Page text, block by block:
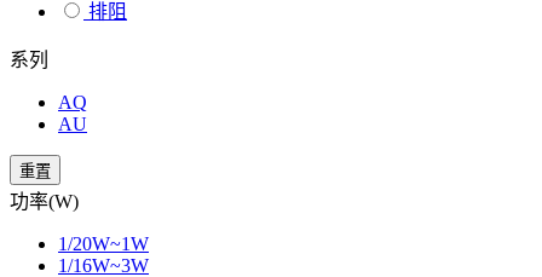
排阻
系列
AQ
AU
重置
功率(W)
1/20W~1W
1/16W~3W